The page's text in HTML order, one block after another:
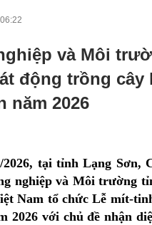
giá tác động môi trường
2024bản pháp quy
bố sản phẩm
06:22
và Môi
động trồng
năm 2026
2026, tại tỉnh Lạng
nghiệp và Môi trường
Nam tổ chức Lễ mít-
2026 với chủ đề nhận